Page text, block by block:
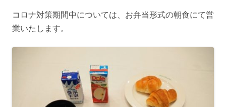
コロナ対策期間中については、お弁当形式の朝食にて営
業いたします。